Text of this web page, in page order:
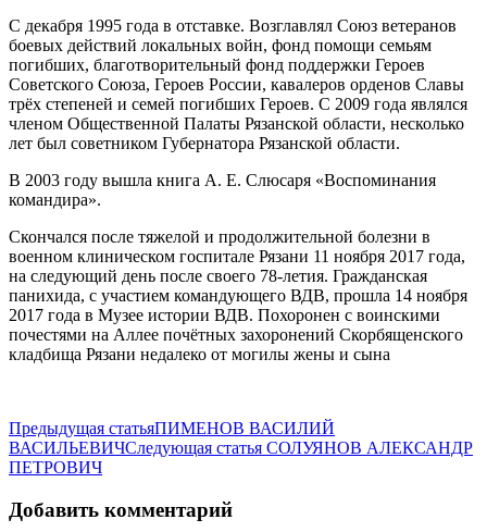
С декабря 1995 года в отставке. Возглавлял Союз ветеранов
боевых действий локальных войн, фонд помощи семьям
погибших, благотворительный фонд поддержки Героев
Советского Союза, Героев России, кавалеров орденов Славы
трёх степеней и семей погибших Героев. С 2009 года являлся
членом Общественной Палаты Рязанской области, несколько
лет был советником Губернатора Рязанской области.
В 2003 году вышла книга А. Е. Слюсаря «Воспоминания
командира».
Скончался после тяжелой и продолжительной болезни в
военном клиническом госпитале Рязани 11 ноября 2017 года,
на следующий день после своего 78-летия. Гражданская
панихида, с участием командующего ВДВ, прошла 14 ноября
2017 года в Музее истории ВДВ. Похоронен с воинскими
почестями на Аллее почётных захоронений Скорбященского
кладбища Рязани недалеко от могилы жены и сына
Предыдущая статьяПИМЕНОВ ВАСИЛИЙ
ВАСИЛЬЕВИЧСледующая статья СОЛУЯНОВ АЛЕКСАНДР
ПЕТРОВИЧ
Добавить комментарий